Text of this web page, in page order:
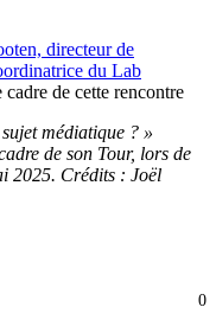
directeur de
du Lab
de cette rencontre
médiatique ? »
de son Tour, lors de
2025. Crédits : Joël
0